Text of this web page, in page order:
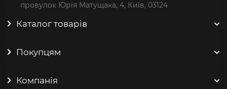
провулок Юрія Матущака, 4, Київ, 03124
Каталог товарів
Покупцям
Компанія